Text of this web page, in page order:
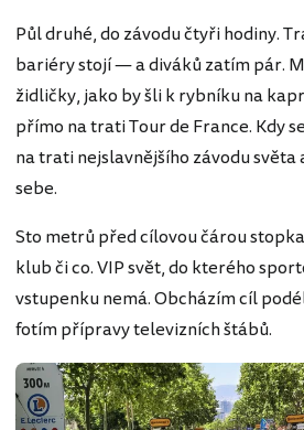
Půl druhé, do závodu čtyři hodiny.
bariéry stojí — a diváků zatím pár.
židličky, jako by šli k rybníku na
přímo na trati Tour de France. Kdy
na trati nejslavnějšího závodu světa
sebe.
Sto metrů před cílovou čárou
klub či co. VIP svět, do kterého
vstupenku nemá. Obcházím cíl
fotím přípravy televizních štábů.